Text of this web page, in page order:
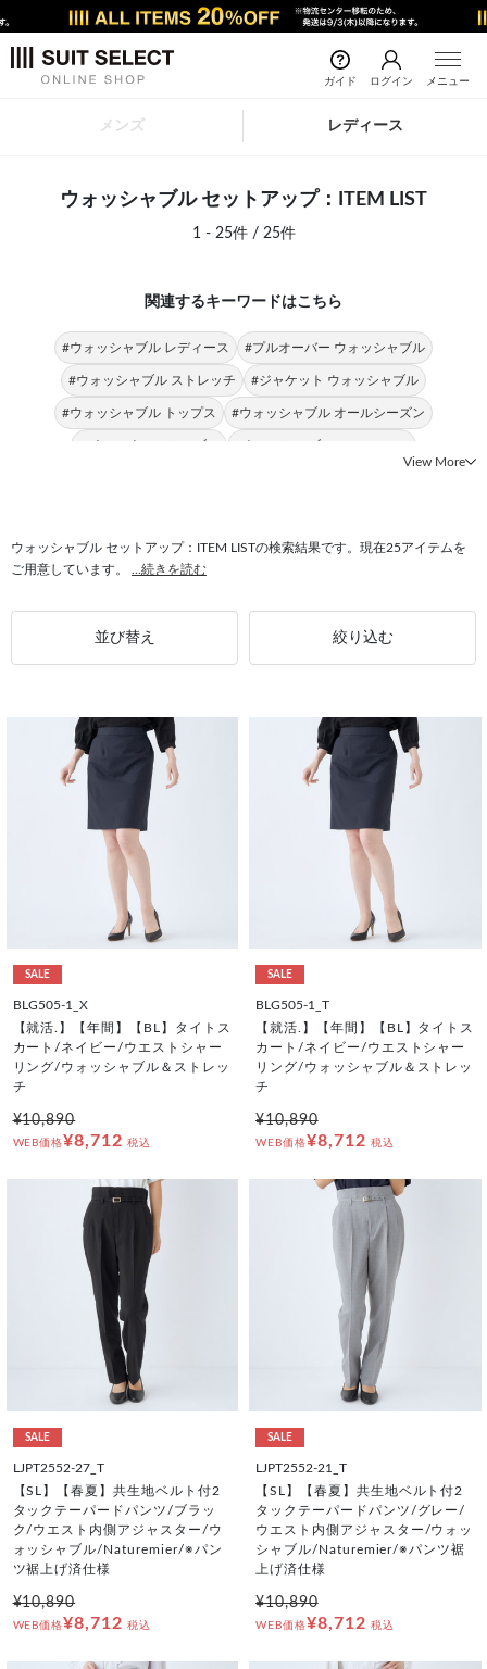
ガイド ログイン メニュー
メンズ レディース
ウォッシャブル セットアップ：ITEM LIST
1 - 25件 / 25件
関連するキーワードはこちら
#ウォッシャブル レディース #プルオーバー ウォッシャブル
#ウォッシャブル ストレッチ #ジャケット ウォッシャブル
#ウォッシャブル トップス #ウォッシャブル オールシーズン
#パンツ ウォッシャブル #ウォッシャブル SILVER LINE
#セットアップ対応 ストレッチ #ウォッシャブル セットアップ対応
#セットアップ対応 オールシーズン
#ハイウエスト セットアップ対応 #セットアップ対応 4Sノンアイロン
#セットアップ対応 パンツ裾上げ済 #セットアップ対応 4S
View More
ウォッシャブル セットアップ：ITEM LISTの検索結果です。現在25アイテムを
ご用意しています。
...続きを読む
並び替え 絞り込む
SALE
BLG505-1_X
【就活.】【年間】【BL】タイトス
カート/ネイビー/ウエストシャー
リング/ウォッシャブル＆ストレッ
チ
¥10,890
WEB価格¥8,712 税込
SALE
BLG505-1_T
【就活.】【年間】【BL】タイトス
カート/ネイビー/ウエストシャー
リング/ウォッシャブル＆ストレッ
チ
¥10,890
WEB価格¥8,712 税込
SALE
LJPT2552-27_T
【SL】【春夏】共生地ベルト付2
タックテーパードパンツ/ブラッ
ク/ウエスト内側アジャスター/ウ
ォッシャブル/Naturemier/※パン
ツ裾上げ済仕様
¥10,890
WEB価格¥8,712 税込
SALE
LJPT2552-21_T
【SL】【春夏】共生地ベルト付2
タックテーパードパンツ/グレー/
ウエスト内側アジャスター/ウォッ
シャブル/Naturemier/※パンツ裾
上げ済仕様
¥10,890
WEB価格¥8,712 税込